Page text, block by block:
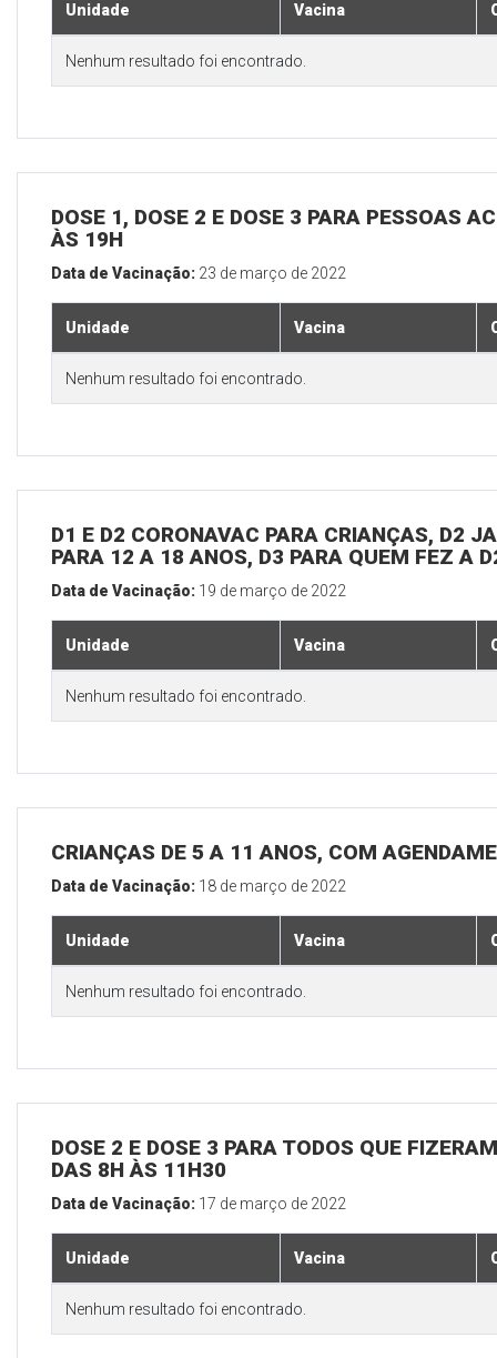
Unidade Vacina
Nenhum resultado foi encontrado.
DOSE 1, DOSE 2 E DOSE 3 PARA PESSOAS
ÀS 19H
Data de Vacinação: 23 de março de 2022
Unidade Vacina
Nenhum resultado foi encontrado.
D1 E D2 CORONAVAC PARA CRIANÇAS, D2
PARA 12 A 18 ANOS, D3 PARA QUEM FEZ A
Data de Vacinação: 19 de março de 2022
Unidade Vacina
Nenhum resultado foi encontrado.
CRIANÇAS DE 5 A 11 ANOS, COM
Data de Vacinação: 18 de março de 2022
Unidade Vacina
Nenhum resultado foi encontrado.
DOSE 2 E DOSE 3 PARA TODOS QUE
DAS 8H ÀS 11H30
Data de Vacinação: 17 de março de 2022
Unidade Vacina
Nenhum resultado foi encontrado.